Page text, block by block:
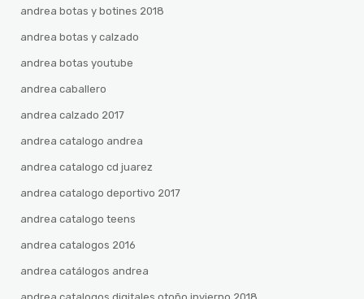
andrea botas y botines 2018
andrea botas y calzado
andrea botas youtube
andrea caballero
andrea calzado 2017
andrea catalogo andrea
andrea catalogo cd juarez
andrea catalogo deportivo 2017
andrea catalogo teens
andrea catalogos 2016
andrea catálogos andrea